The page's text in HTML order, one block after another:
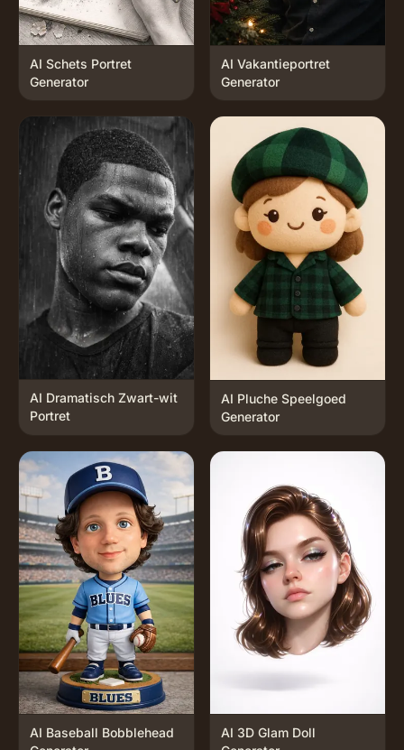
AI Schets Portret
Generator
AI Vakantieportret
Generator
AI Dramatisch Zwart-wit
Portret
AI Pluche Speelgoed
Generator
AI Baseball Bobblehead
AI 3D Glam Doll